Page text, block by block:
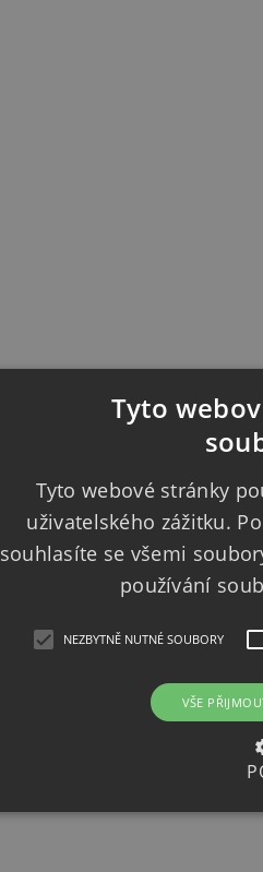
Tyto
Tyto webové stránky
uživatelského zážitku.
souhlasíte se všemi
používání
NEZBYTNĚ NUTNÉ SOUBORY
VŠE